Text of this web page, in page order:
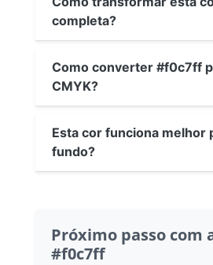
completa?
Como converter #f0c7ff
CMYK?
Esta cor funciona melhor
fundo?
Próximo passo com
#f0c7ff